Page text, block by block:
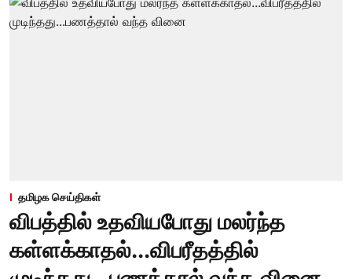
தமிழக செய்திகள்
விபத்தில் உதவியபோது மலர்ந்த
கள்ளக்காதல்...விபரீதத்தில்